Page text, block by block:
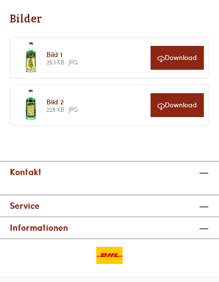
Bilder
Bild 1
253 KB · JPG Download
Bild 2
228 KB · JPG Download
Kontakt
Service
Informationen